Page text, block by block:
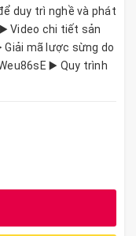
duy trì nghề và phát
Video chi tiết sản
mã lược sừng do
▶️ Quy trình